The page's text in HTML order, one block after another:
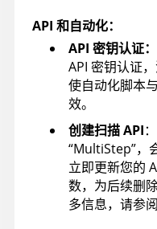
API 和自动化：
API 密钥认证：
API 密钥认证
使自动化脚本
效。
创建扫描 API
“MultiStep”，
立即更新您的
数，为后续删
多信息，请参阅